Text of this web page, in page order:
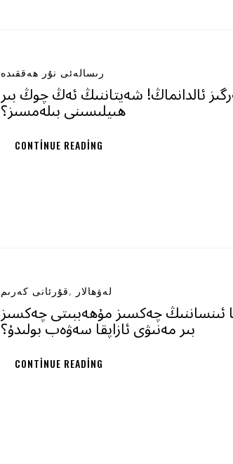
رىسالەئى نۇر ھەققىدە
ئالدانماڭ! شەيتاننىڭ ئەڭ چوڭ بىر
ھىيلىسىنى بىلەمسىز؟
CONTINUE READING
قۇرئانى كەرىم, لەۋھالار
ئىنساننىڭ چەكسىز مۇھەببىتى چەكسىز
بىر مەنىۋى ئازاپقا سەۋەب بولىدۇ؟
CONTINUE READING